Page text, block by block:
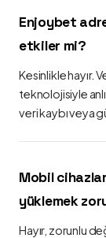
Enjoybet
etkiler mi?
Kesinlikle hayır.
teknolojisiyle
veri kaybı veya
Mobil
yüklemek
Hayır, zorunlu